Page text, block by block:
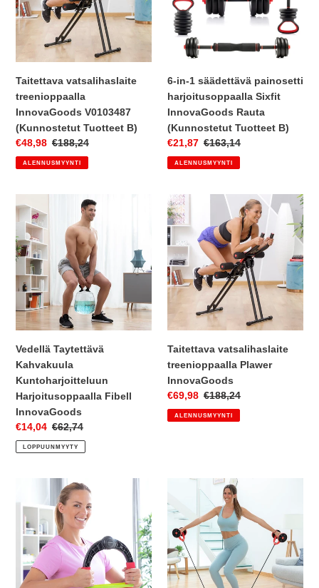
(Kunnostetut
Tuotteet
Taitettava vatsalihaslaite
treenioppaalla
InnovaGoods V0103487
(Kunnostetut Tuotteet B)
Myyntihinta
€48,98 Normaalihinta
€188,24
ALENNUSMYYNTI
harjoitusoppaalla
Sixfit
InnovaGoods
Rauta
6-in-1 säädettävä painosetti
harjoitusoppaalla Sixfit
InnovaGoods Rauta
(Kunnostetut Tuotteet B)
Myyntihinta
€21,87 Normaalihinta
€163,14
ALENNUSMYYNTI
Taytettävä
Kahvakuula
Kuntoharjoitteluun
Harjoitusoppaalla
Fibell
InnovaGoods
Vedellä Taytettävä
Kahvakuula
Kuntoharjoitteluun
Harjoitusoppaalla Fibell
InnovaGoods
Myyntihinta
€14,04 Normaalihinta
€62,74
LOPPUUNMYYTY
Taitettava
vatsalihaslaite
treenioppaalla
Plawer
InnovaGoods
Taitettava vatsalihaslaite
treenioppaalla Plawer
InnovaGoods
Myyntihinta
€69,98 Normaalihinta
€188,24
ALENNUSMYYNTI
Säädettävä
käsien
treenauslaite
vastuksella
treenausoppaalla
Forcearc
pyörivillä
levyillä,
kuminauhoilla
ja
harjoitusoppaalla
Twabanarm